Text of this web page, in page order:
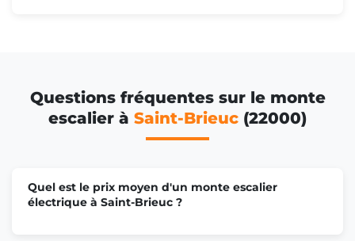
Questions fréquentes sur le monte
escalier à Saint-Brieuc (22000)
Quel est le prix moyen d'un monte escalier
électrique à Saint-Brieuc ?